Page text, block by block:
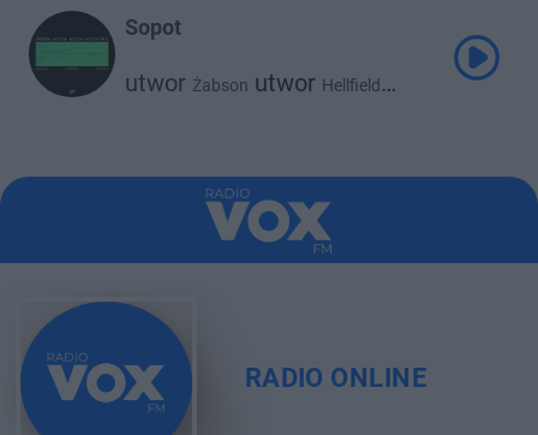
Sopot
utwor Żabson utwor Hellfield
RADIO ONLINE